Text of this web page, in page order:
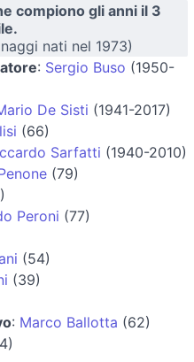
compiono gli anni il 3
nati nel 1973)
: Sergio Buso (1950-
De Sisti (1941-2017)
(66)
Sarfatti (1940-2010)
(79)
Peroni (77)
(54)
(39)
: Marco Ballotta (62)